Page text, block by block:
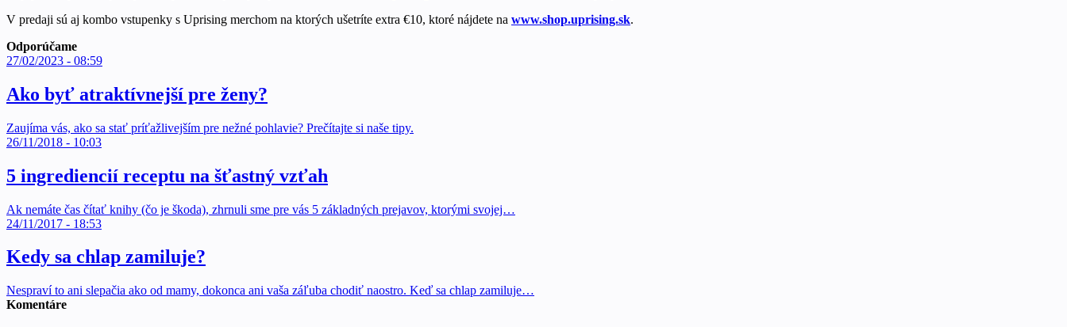
V predaji sú aj kombo vstupenky s Uprising merchom na ktorých ušetríte extra €10, ktoré nájdete na ​​ www.shop.uprising.sk.
Odporúčame
27/02/2023 - 08:59
Ako byť atraktívnejší pre ženy?
Zaujíma vás, ako sa stať príťažlivejším pre nežné pohlavie? Prečítajte si naše tipy.
26/11/2018 - 10:03
5 ingrediencií receptu na šťastný vzťah
Ak nemáte čas čítať knihy (čo je škoda), zhrnuli sme pre vás 5 základných prejavov, ktorými svojej…
24/11/2017 - 18:53
Kedy sa chlap zamiluje?
Nespraví to ani slepačia ako od mamy, dokonca ani vaša záľuba chodiť naostro. Keď sa chlap zamiluje…
Komentáre